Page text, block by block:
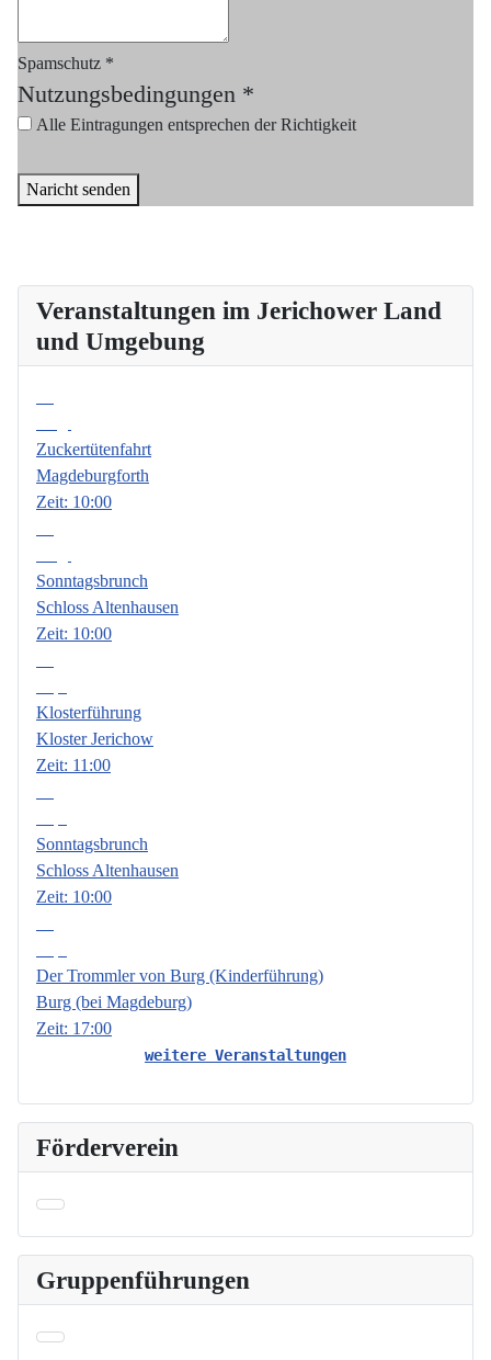
Veranstaltungen im Jerichower Land
und Umgebung
Zuckertütenfahrt
Magdeburgforth
Zeit: 10:00
Sonntagsbrunch
Schloss Altenhausen
Zeit: 10:00
Klosterführung
Kloster Jerichow
Zeit: 11:00
Sonntagsbrunch
Schloss Altenhausen
Zeit: 10:00
Der Trommler von Burg (Kinderführung)
Burg (bei Magdeburg)
Zeit: 17:00
weitere Veranstaltungen
Förderverein
Gruppenführungen
Spamschutz *
Nutzungsbedingungen *
Alle Eintragungen entsprechen der Richtigkeit
Naricht senden